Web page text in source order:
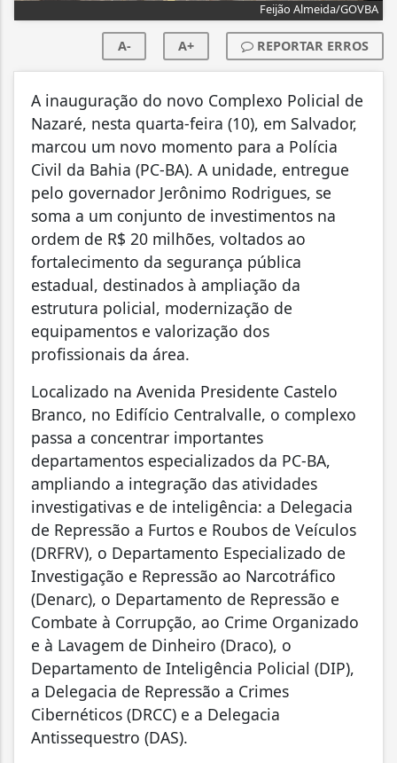
Feijão Almeida/GOVBA
A- A+ REPORTAR ERROS
A inauguração do novo Complexo Policial de
Nazaré, nesta quarta-feira (10), em Salvador,
marcou um novo momento para a Polícia
Civil da Bahia (PC-BA). A unidade, entregue
pelo governador Jerônimo Rodrigues, se
soma a um conjunto de investimentos na
ordem de R$ 20 milhões, voltados ao
fortalecimento da segurança pública
estadual, destinados à ampliação da
estrutura policial, modernização de
equipamentos e valorização dos
profissionais da área.
Localizado na Avenida Presidente Castelo
Branco, no Edifício Centralvalle, o complexo
passa a concentrar importantes
departamentos especializados da PC-BA,
ampliando a integração das atividades
investigativas e de inteligência: a Delegacia
de Repressão a Furtos e Roubos de Veículos
(DRFRV), o Departamento Especializado de
Investigação e Repressão ao Narcotráfico
(Denarc), o Departamento de Repressão e
Combate à Corrupção, ao Crime Organizado
e à Lavagem de Dinheiro (Draco), o
Departamento de Inteligência Policial (DIP),
a Delegacia de Repressão a Crimes
Cibernéticos (DRCC) e a Delegacia
Antissequestro (DAS).